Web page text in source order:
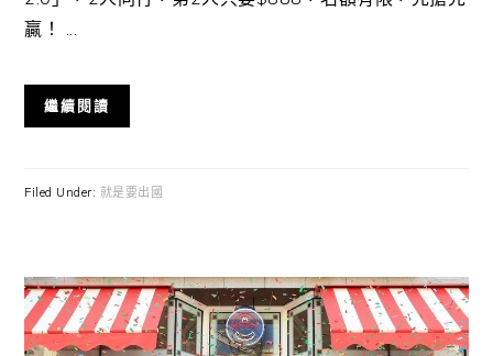
贏！ ...
繼續閱讀
Filed Under: 就是要出國